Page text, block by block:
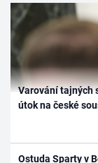
Varování tajných
útok na české
Ostuda Sparty v